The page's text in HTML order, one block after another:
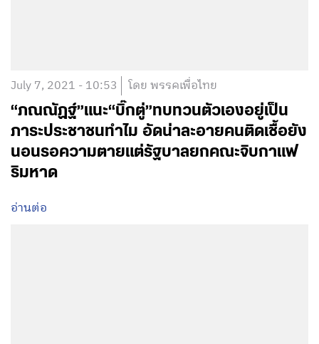
July 7, 2021 - 10:53 โดย พรรคเพื่อไทย
“ภณณัฏฐ์”แนะ“บิ๊กตู่”ทบทวนตัวเองอยู่เป็น
ภาระประชาชนทำไม อัดน่าละอายคนติดเชื้อยัง
นอนรอความตายแต่รัฐบาลยกคณะจิบกาแฟ
ริมหาด
อ่านต่อ